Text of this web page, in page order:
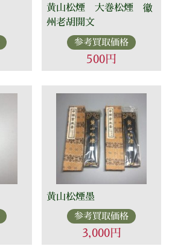
黄山松煙 大巻松煙 徽
州老胡開文
参考買取価格
500円
黄山松煙墨
参考買取価格
3,000円